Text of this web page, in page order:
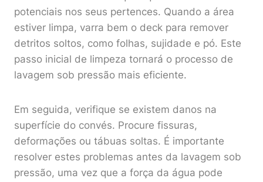
potenciais nos seus pertences. Quando a área
estiver limpa, varra bem o deck para remover
detritos soltos, como folhas, sujidade e pó. Este
passo inicial de limpeza tornará o processo de
lavagem sob pressão mais eficiente.
Em seguida, verifique se existem danos na
superfície do convés. Procure fissuras,
deformações ou tábuas soltas. É importante
resolver estes problemas antes da lavagem sob
pressão, uma vez que a força da água pode